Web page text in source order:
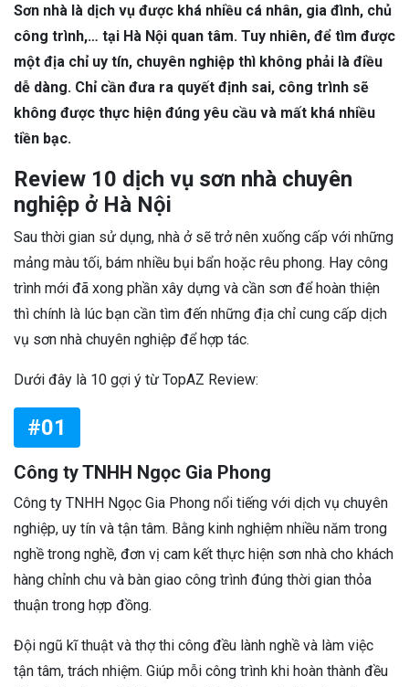
Sơn nhà là dịch vụ được khá nhiều cá nhân, gia đình, chủ
công trình,… tại Hà Nội quan tâm. Tuy nhiên, để tìm được
một địa chỉ uy tín, chuyên nghiệp thì không phải là điều
dễ dàng. Chỉ cần đưa ra quyết định sai, công trình sẽ
không được thực hiện đúng yêu cầu và mất khá nhiều
tiền bạc.
Review 10 dịch vụ sơn nhà chuyên
nghiệp ở Hà Nội
Sau thời gian sử dụng, nhà ở sẽ trở nên xuống cấp với những
mảng màu tối, bám nhiều bụi bẩn hoặc rêu phong. Hay công
trình mới đã xong phần xây dựng và cần sơn để hoàn thiện
thì chính là lúc bạn cần tìm đến những địa chỉ cung cấp dịch
vụ sơn nhà chuyên nghiệp để hợp tác.
Dưới đây là 10 gợi ý từ TopAZ Review:
#01
Công ty TNHH Ngọc Gia Phong
Công ty TNHH Ngọc Gia Phong nổi tiếng với dịch vụ chuyên
nghiệp, uy tín và tận tâm. Bằng kinh nghiệm nhiều năm trong
nghề trong nghề, đơn vị cam kết thực hiện sơn nhà cho khách
hàng chỉnh chu và bàn giao công trình đúng thời gian thỏa
thuận trong hợp đồng.
Đội ngũ kĩ thuật và thợ thi công đều lành nghề và làm việc
tận tâm, trách nhiệm. Giúp mỗi công trình khi hoàn thành đều